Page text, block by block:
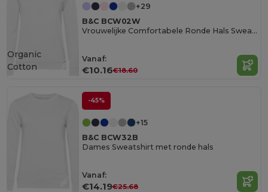
+29
B&C BCW02W
Vrouwelijke Comfortabele Ronde Hals Sweatshirt
Vanaf:
€10.16€18.60
Organic
Cotton
-45%
+15
B&C BCW32B
Dames Sweatshirt met ronde hals
Vanaf:
€14.19€25.68